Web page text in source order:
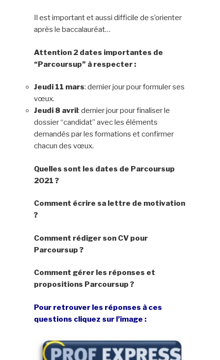
Il est important et aussi difficile de s’orienter
après le baccalauréat…
Attention 2 dates importantes de
“Parcoursup” à respecter :
Jeudi 11 mars: dernier jour pour formuler ses
vœux.
Jeudi 8 avril: dernier jour pour finaliser le
dossier “candidat” avec les éléments
demandés par les formations et confirmer
chacun des vœux.
Quelles sont les dates de Parcoursup
2021 ?
Comment écrire sa lettre de motivation
?
Comment rédiger son CV pour
Parcoursup ?
Comment gérer les réponses et
propositions Parcoursup ?
Pour retrouver les réponses à ces
questions cliquez sur l’image :